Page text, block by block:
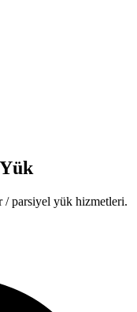
/ parsiyel yük hizmetleri.